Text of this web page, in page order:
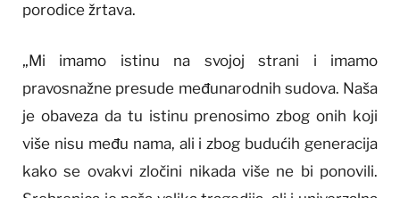
porodice žrtava.
„Mi imamo istinu na svojoj strani i imamo
pravosnažne presude međunarodnih sudova. Naša
je obaveza da tu istinu prenosimo zbog onih koji
više nisu među nama, ali i zbog budućih generacija
kako se ovakvi zločini nikada više ne bi ponovili.